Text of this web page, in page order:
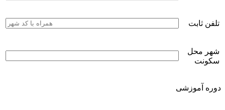
تلفن ثابت
شهر محل
سکونت
دوره آموزشی